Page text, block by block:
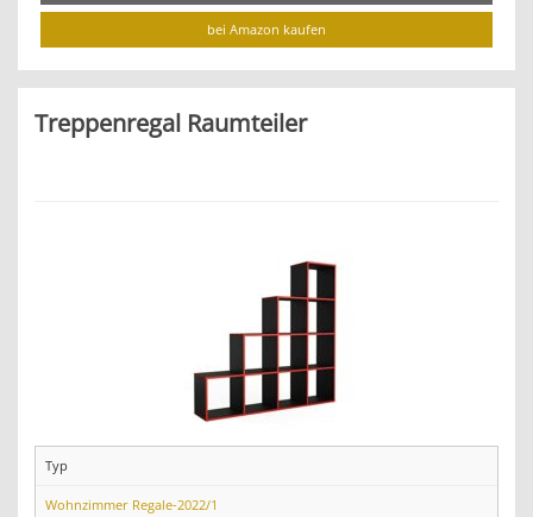
bei Amazon kaufen
Treppenregal Raumteiler
Typ
Wohnzimmer Regale-2022/1